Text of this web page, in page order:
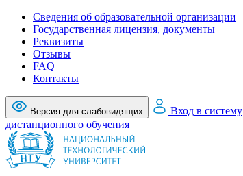
Сведения об образовательной организации
Государственная лицензия, документы
Реквизиты
Отзывы
FAQ
Контакты
Версия для слабовидящих
Вход в систему
дистанционного обучения